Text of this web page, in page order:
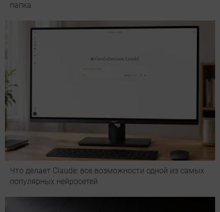
папка
Что делает Сlaude: все возможности одной из самых
популярных нейросетей